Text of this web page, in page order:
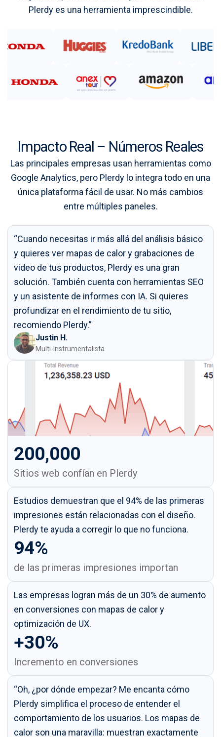
Plerdy es una herramienta imprescindible.
Impacto Real – Números Reales
Las principales empresas usan herramientas como
Google Analytics, pero Plerdy lo integra todo en una
única plataforma fácil de usar. No más cambios
entre múltiples paneles.
“Cuando necesitas ir más allá del análisis básico
y quieres ver mapas de calor y grabaciones de
video de tus productos, Plerdy es una gran
solución. También cuenta con herramientas SEO
y un asistente de informes con IA. Si quieres
profundizar en el rendimiento de tu sitio,
recomiendo Plerdy.”
Justin H.
Multi-Instrumentalista
200,000
Sitios web confían en Plerdy
Estudios demuestran que el 94% de las primeras
impresiones están relacionadas con el diseño.
Plerdy te ayuda a corregir lo que no funciona.
94%
de las primeras impresiones importan
Las empresas logran más de un 30% de aumento
en conversiones con mapas de calor y
optimización de UX.
+30%
Incremento en conversiones
“Oh, ¿por dónde empezar? Me encanta cómo
Plerdy simplifica el proceso de entender el
comportamiento de los usuarios. Los mapas de
calor son una maravilla: muestran exactamente